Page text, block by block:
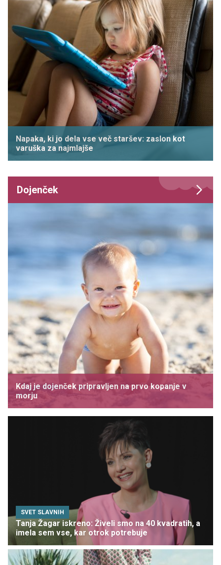
Napaka, ki jo dela vse več staršev: zaslon kot
varuška za najmlajše
Dojenček
Kdaj je dojenček pripravljen na prvo kopanje v
morju
SVET SLAVNIH
Tanja Žagar iskreno: Živeli smo na 40 kvadratih, a
imela sem vse, kar otrok potrebuje